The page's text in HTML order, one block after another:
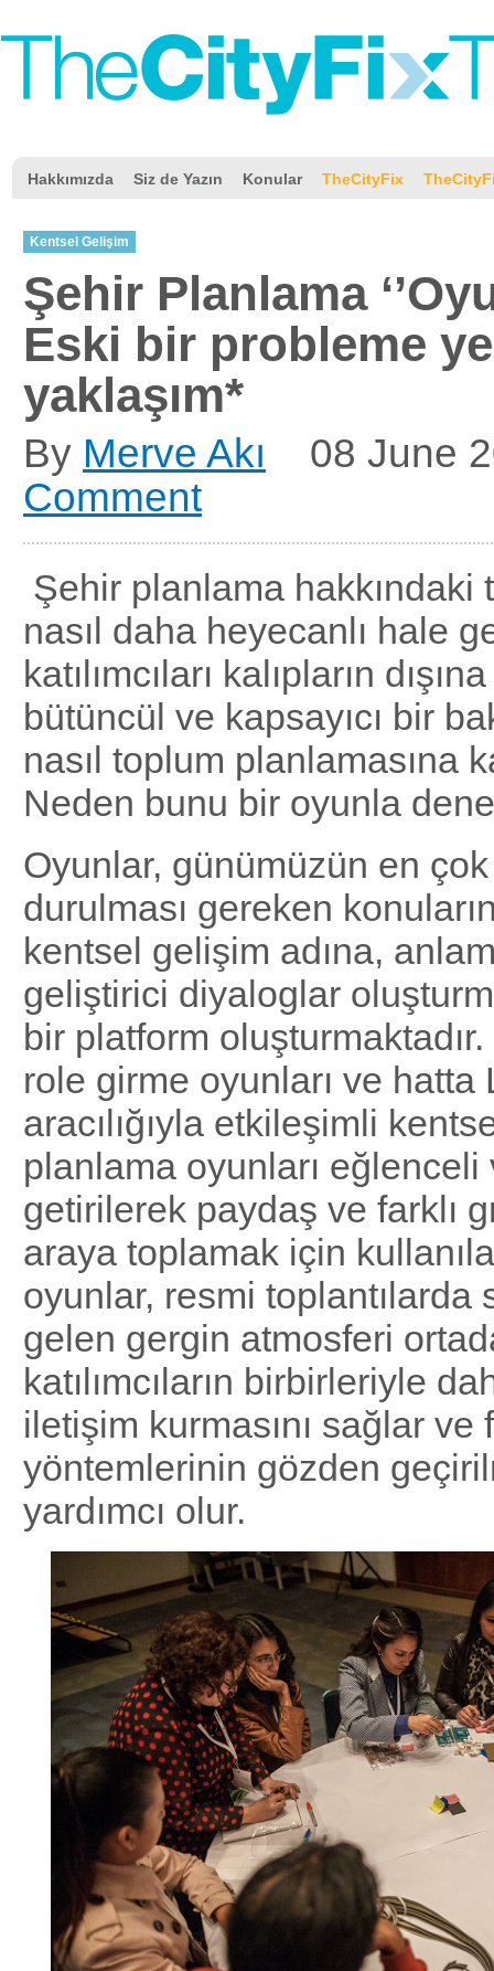
Hakkımızda Siz de Yazın Konular TheCityFix
Kentsel Gelişim
Şehir Planlama
Eski bir probleme
yaklaşım*
By Merve Akı
08 June
Comment
Şehir planlama hakkındaki
nasıl daha heyecanlı hale
katılımcıları kalıpların
bütüncül ve kapsayıcı bir
nasıl toplum planlamasına
Neden bunu bir oyunla
Oyunlar, günümüzün en
durulması gereken
kentsel gelişim adına,
geliştirici diyaloglar
bir platform
role girme oyunları ve hatta
aracılığıyla etkileşimli
planlama oyunları
getirilerek paydaş ve farklı
araya toplamak için
oyunlar, resmi toplantılarda
gelen gergin atmosferi
katılımcıların birbirleriyle
iletişim kurmasını sağlar ve
yöntemlerinin gözden
yardımcı olur.